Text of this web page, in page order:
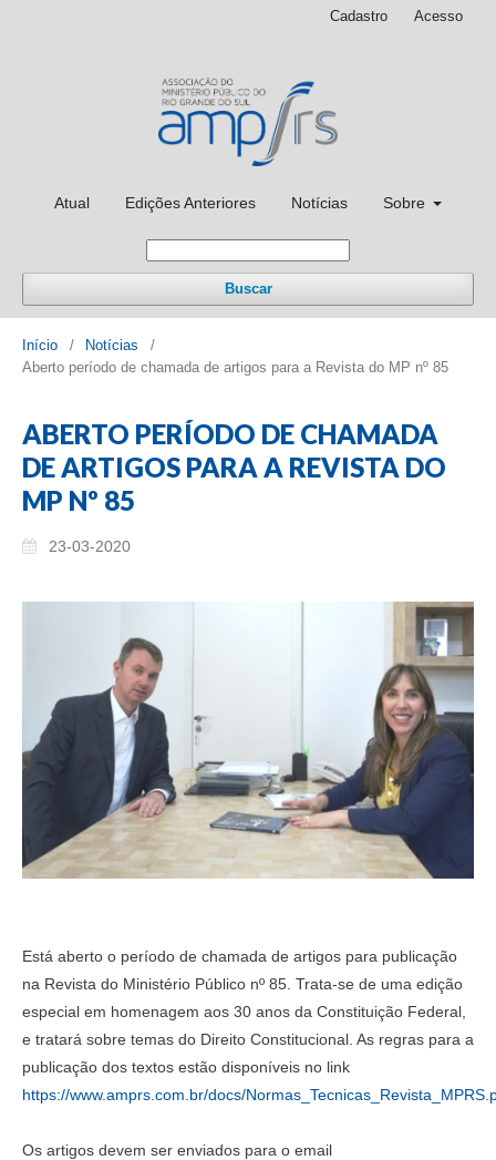
Atual Edições Anteriores Notícias Sobre
Buscar
Cadastro Acesso
Início / Notícias
/
Aberto período de chamada de artigos para a Revista do MP nº 85
ABERTO PERÍODO DE CHAMADA
DE ARTIGOS PARA A REVISTA DO
MP Nº 85
23-03-2020
Está aberto o período de chamada de artigos para publicação
na Revista do Ministério Público nº 85. Trata-se de uma edição
especial em homenagem aos 30 anos da Constituição Federal,
e tratará sobre temas do Direito Constitucional. As regras para a
publicação dos textos estão disponíveis no link
https://www.amprs.com.br/docs/
Os artigos devem ser enviados para o email